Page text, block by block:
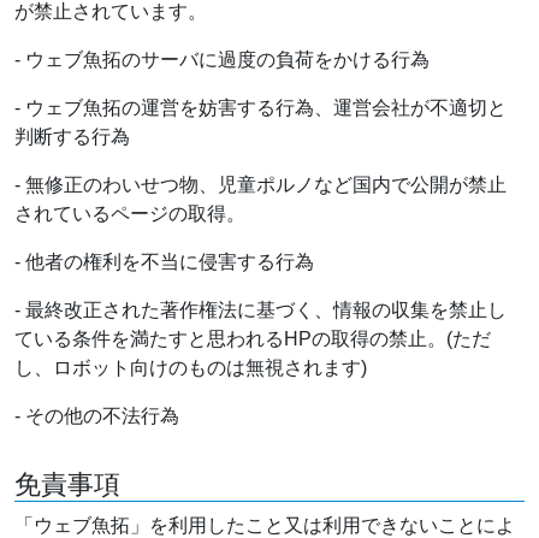
が禁止されています。
- ウェブ魚拓のサーバに過度の負荷をかける行為
- ウェブ魚拓の運営を妨害する行為、運営会社が不適切と
判断する行為
- 無修正のわいせつ物、児童ポルノなど国内で公開が禁止
されているページの取得。
- 他者の権利を不当に侵害する行為
- 最終改正された著作権法に基づく、情報の収集を禁止し
ている条件を満たすと思われるHPの取得の禁止。(ただ
し、ロボット向けのものは無視されます)
- その他の不法行為
免責事項
「ウェブ魚拓」を利用したこと又は利用できないことによ